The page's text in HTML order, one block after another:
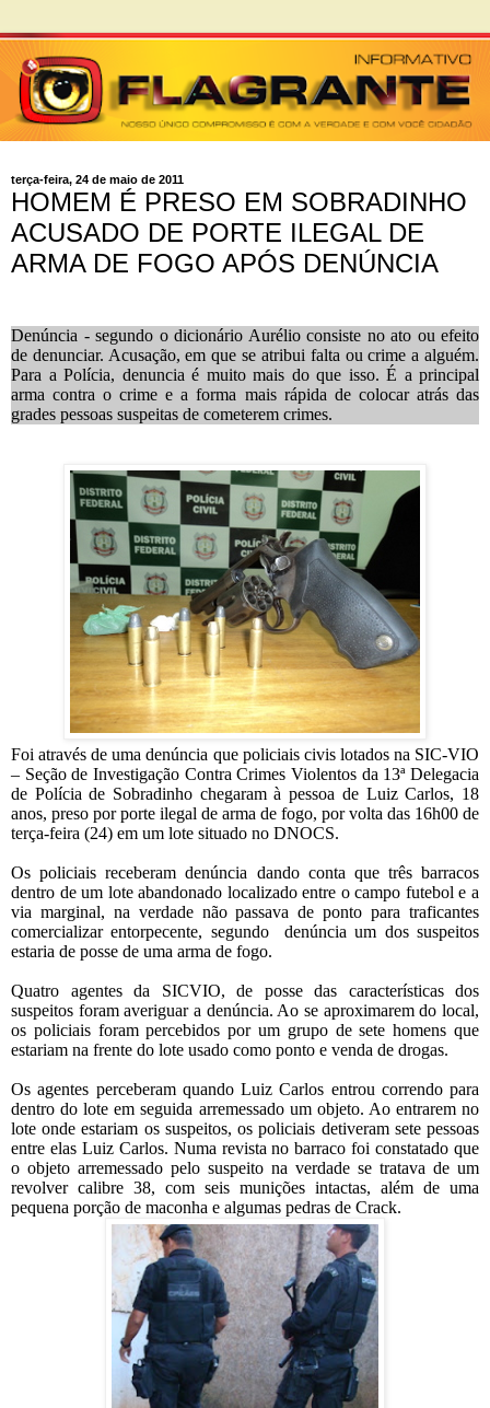
terça-feira, 24 de maio de 2011
HOMEM É PRESO EM SOBRADINHO
ACUSADO DE PORTE ILEGAL DE
ARMA DE FOGO APÓS DENÚNCIA
Denúncia - segundo o dicionário Aurélio consiste no ato ou efeito
de denunciar. Acusação, em que se atribui falta ou crime a alguém.
Para a Polícia, denuncia é muito mais do que isso. É a principal
arma contra o crime e a forma mais rápida de colocar atrás das
grades pessoas suspeitas de cometerem crimes.
Foi através de uma denúncia que policiais civis lotados na SIC-VIO
– Seção de Investigação Contra Crimes Violentos da 13ª Delegacia
de Polícia de Sobradinho chegaram à pessoa de Luiz Carlos, 18
anos, preso por porte ilegal de arma de fogo, por volta das 16h00 de
terça-feira (24) em um lote situado no DNOCS.
Os policiais receberam denúncia dando conta que três barracos
dentro de um lote abandonado localizado entre o campo futebol e a
via marginal, na verdade não passava de ponto para traficantes
comercializar entorpecente, segundo denúncia um dos suspeitos
estaria de posse de uma arma de fogo.
Quatro agentes da SICVIO, de posse das características dos
suspeitos foram averiguar a denúncia. Ao se aproximarem do local,
os policiais foram percebidos por um grupo de sete homens que
estariam na frente do lote usado como ponto e venda de drogas.
Os agentes perceberam quando Luiz Carlos entrou correndo para
dentro do lote em seguida arremessado um objeto. Ao entrarem no
lote onde estariam os suspeitos, os policiais detiveram sete pessoas
entre elas Luiz Carlos. Numa revista no barraco foi constatado que
o objeto arremessado pelo suspeito na verdade se tratava de um
revolver calibre 38, com seis munições intactas, além de uma
pequena porção de maconha e algumas pedras de Crack.